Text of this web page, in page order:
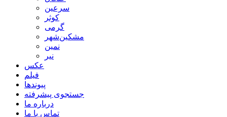
سرعین
کوثر
گرمی
مشکین‌شهر
نمین
نیر
عکس
فیلم
پیوندها
جستجوی پیشرفته
درباره ما
تماس با ما